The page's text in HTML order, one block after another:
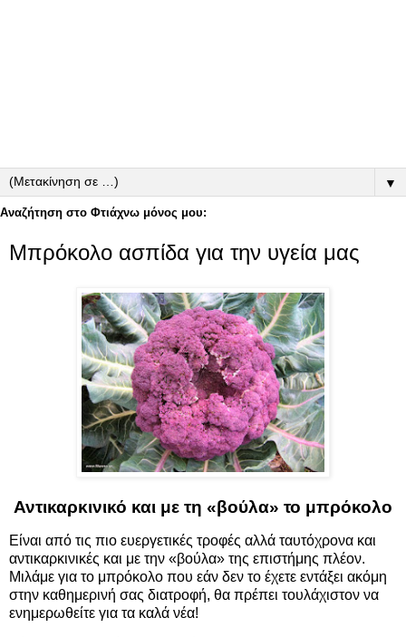
▼
Αναζήτηση στο Φτιάχνω μόνος μου:
Μπρόκολο ασπίδα για την υγεία μας
Αντικαρκινικό και με τη «βούλα» το μπρόκολο
Είναι από τις πιο ευεργετικές τροφές αλλά ταυτόχρονα και
αντικαρκινικές και με την «βούλα» της επιστήμης πλέον.
Μιλάμε για το μπρόκολο που εάν δεν το έχετε εντάξει ακόμη
στην καθημερινή σας διατροφή, θα πρέπει τουλάχιστον να
ενημερωθείτε για τα καλά νέα!